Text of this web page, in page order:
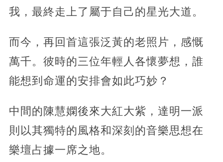
我，最終走上了屬于自己的星光大道。
而今，再回首這張泛黃的老照片，感慨
萬千。彼時的三位年輕人各懷夢想，誰
能想到命運的安排會如此巧妙？
中間的陳慧嫻後來大紅大紫，達明一派
則以其獨特的風格和深刻的音樂思想在
樂壇占據一席之地。